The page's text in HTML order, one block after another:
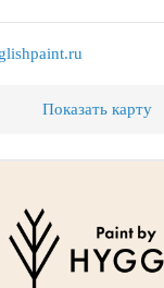
Показать карту